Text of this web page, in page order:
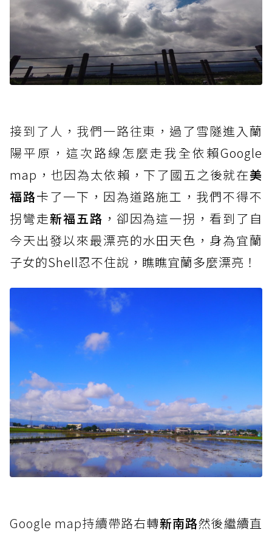
接到了人，我們一路往東， 過了雪隧進入蘭
陽平原，這次路線怎麼走我全依賴Google
map，也因為太依賴，下了國五之後就在美
福路卡了一下，因為道路施工，我們不得不
拐彎走新福五路 ，卻因為這一拐，看到了自
今天出發以來最漂亮的水田天色，身為宜蘭
子女的Shell忍不住說，瞧瞧宜蘭多麼漂亮！
Google map持續帶路右轉新南路然後繼續直